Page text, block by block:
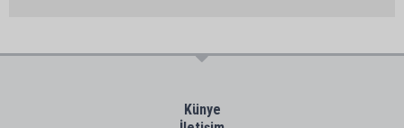
Künye